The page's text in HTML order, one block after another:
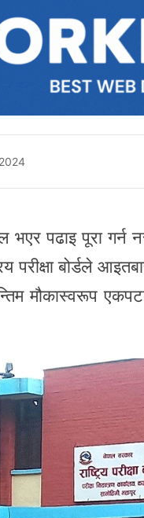
पढाइ पूरा गर्न
परीक्षा बोर्डले
मौकास्वरूप